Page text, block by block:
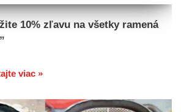
10% zľavu na všetky ramená
viac »